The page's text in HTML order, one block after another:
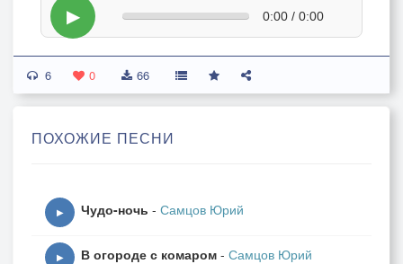
▶ 0:00 / 0:00
6 0 66
ПОХОЖИЕ ПЕСНИ
▶ Чудо-ночь - Самцов Юрий
▶ В огороде с комаром - Самцов Юрий